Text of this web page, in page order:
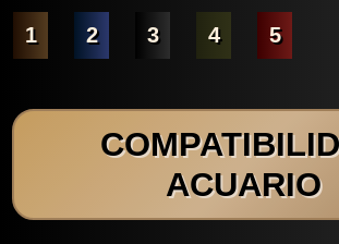
1 2 3 4 5
ACUARIO